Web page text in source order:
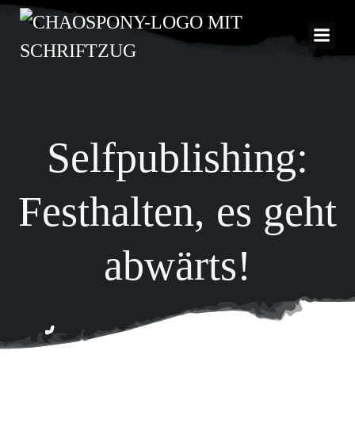
Inhalt
springen
Selfpublishing:
Festhalten, es geht
abwärts!